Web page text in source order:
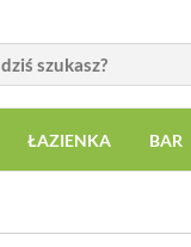
ŁAZIENKA BAR